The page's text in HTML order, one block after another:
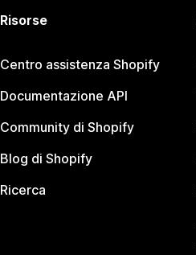
Risorse
Centro assistenza Shopify
Documentazione API
Community di Shopify
Blog di Shopify
Ricerca